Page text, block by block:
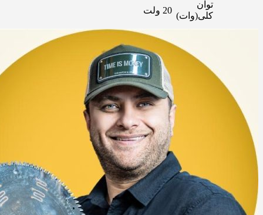
توان
کلی(وات)
20 ولت